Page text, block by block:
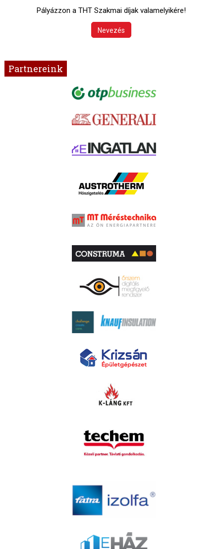
Pályázzon a THT Szakmai díjak valamelyikére!
Nevezés
Partnereink